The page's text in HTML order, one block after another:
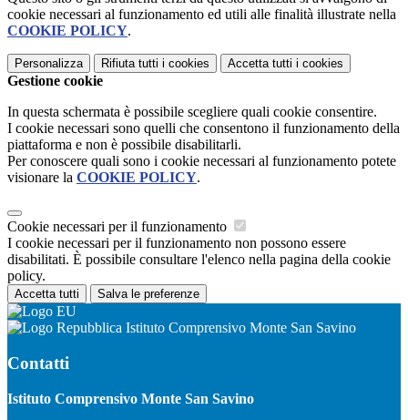
cookie necessari al funzionamento ed utili alle finalità illustrate nella
COOKIE POLICY.
Personalizza Rifiuta tutti i cookies Accetta tutti i cookies
Gestione cookie
In questa schermata è possibile scegliere quali cookie consentire.
I cookie necessari sono quelli che consentono il funzionamento della
piattaforma e non è possibile disabilitarli.
Per conoscere quali sono i cookie necessari al funzionamento potete
visionare la COOKIE POLICY.
Cookie necessari per il funzionamento
I cookie necessari per il funzionamento non possono essere
disabilitati. È possibile consultare l'elenco nella pagina della cookie
policy.
Accetta tutti Salva le preferenze
Istituto Comprensivo Monte San Savino
Contatti
Istituto Comprensivo Monte San Savino